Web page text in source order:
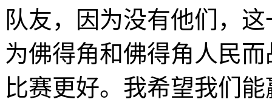
队友，因为没有他们，
为佛得角和佛得角人民
比赛更好。我希望我们